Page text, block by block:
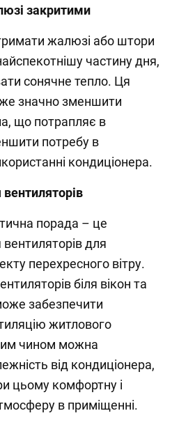
закритими
жалюзі або штори
частину дня,
сонячне тепло. Ця
значно зменшити
що потрапляє в
потребу в
кондиціонера.
порада – це
для
перехресного вітру.
біля вікон та
забезпечити
житлового
чином можна
від кондиціонера,
цьому комфортну і
в приміщенні.